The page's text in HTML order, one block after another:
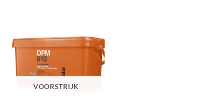
VOORSTRIJK